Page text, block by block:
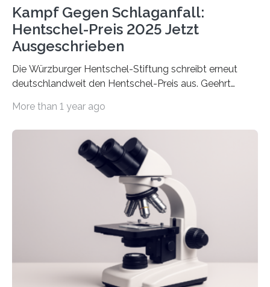
Kampf Gegen Schlaganfall:
Hentschel-Preis 2025 Jetzt
Ausgeschrieben
Die Würzburger Hentschel-Stiftung schreibt erneut
deutschlandweit den Hentschel-Preis aus. Geehrt
hochrangige wissenschaftliche Publikation zum Thema
Schlaganfall“ mit Sitz in Würzburg fördert die
Schlaganfallforschung, um die Behandlung der
Betroffenen zu verbessern. Dazu schreibt sie auch in
diesem Jahr wieder deutschlandweit den Hentschel-
Preis aus. Er richtet sich gezielt an jüngere
Forscherinnen und Forscher unter 40 Jahren. Geehrt
werden soll eine herausragende Doktorarbeit oder eine
hochrangige wissenschaftliche Publikation zum Thema
More than 1 year ago